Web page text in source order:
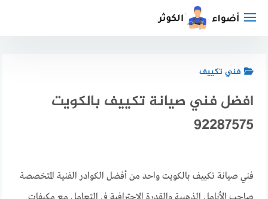
فني تكييف
افضل فني صيانة تكييف بالكويت
92287575
فني صيانة تكييف بالكويت واحد من أفضل الكوادر الفنية المتخصصة